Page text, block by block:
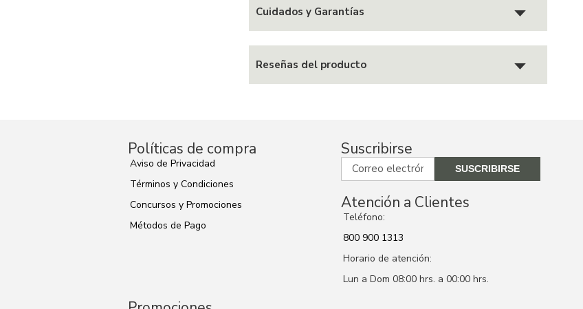
Cuidados y Garantías
Reseñas del producto
Políticas de compra
Aviso de Privacidad
Términos y Condiciones
Concursos y Promociones
Métodos de Pago
Suscribirse
Atención a Clientes
Teléfono:
800 900 1313
Horario de atención:
Lun a Dom 08:00 hrs. a 00:00 hrs.